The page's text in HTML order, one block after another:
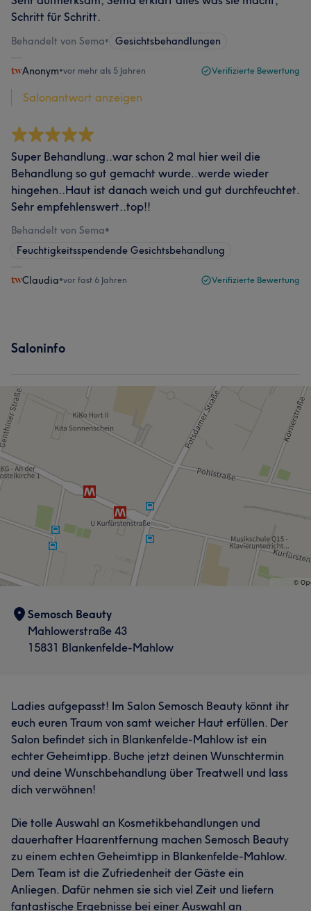
Schritt für Schritt.
Behandelt von Sema• Gesichtsbehandlungen
Anonym•vor mehr als 5 Jahren Verifizierte Bewertung
Salonantwort anzeigen
Super Behandlung..war schon 2 mal hier weil die
Behandlung so gut gemacht wurde..werde wieder
hingehen..Haut ist danach weich und gut durchfeuchtet.
Sehr empfehlenswert..top!!
Behandelt von Sema•
Feuchtigkeitsspendende Gesichtsbehandlung
Claudia•vor fast 6 Jahren Verifizierte Bewertung
Saloninfo
Semosch Beauty
Mahlowerstraße 43
15831 Blankenfelde-Mahlow
Ladies aufgepasst! Im Salon Semosch Beauty könnt ihr
euch euren Traum von samt weicher Haut erfüllen. Der
Salon befindet sich in Blankenfelde-Mahlow ist ein
echter Geheimtipp. Buche jetzt deinen Wunschtermin
und deine Wunschbehandlung über Treatwell und lass
dich verwöhnen!
Die tolle Auswahl an Kosmetikbehandlungen und
dauerhafter Haarentfernung machen Semosch Beauty
zu einem echten Geheimtipp in Blankenfelde-Mahlow.
Dem Team ist die Zufriedenheit der Gäste ein
Anliegen. Dafür nehmen sie sich viel Zeit und liefern
fantastische Ergebnisse bei einer Auswahl an